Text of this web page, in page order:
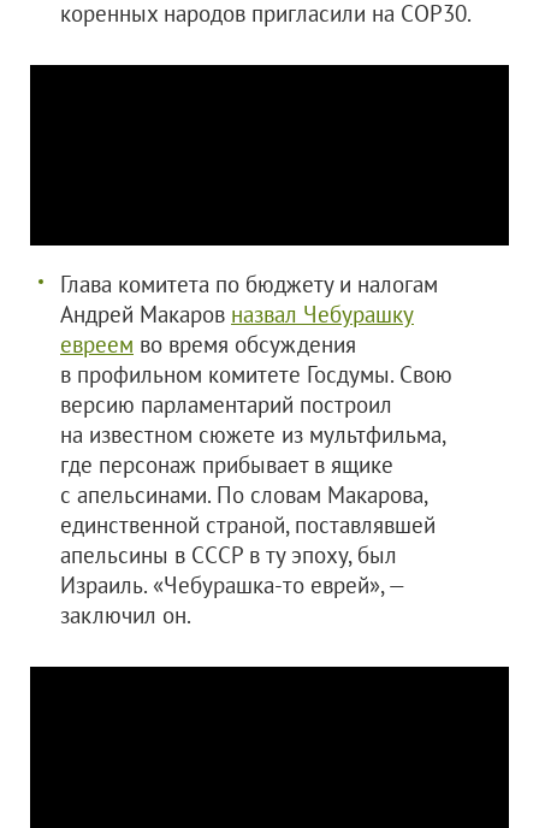
коренных народов пригласили на COP30.
Глава комитета по бюджету и налогам
Андрей Макаров назвал Чебурашку
евреем во время обсуждения
в профильном комитете Госдумы. Свою
версию парламентарий построил
на известном сюжете из мультфильма,
где персонаж прибывает в ящике
с апельсинами. По словам Макарова,
единственной страной, поставлявшей
апельсины в СССР в ту эпоху, был
Израиль. «Чебурашка-то еврей», —
заключил он.